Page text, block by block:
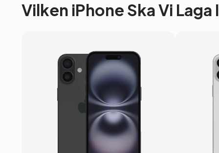
Vilken iPhone Ska Vi Laga